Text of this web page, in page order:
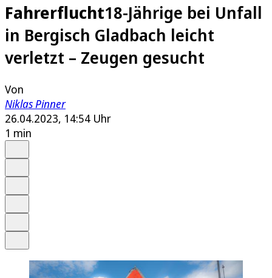
Fahrerflucht18-Jährige bei Unfall
in Bergisch Gladbach leicht
verletzt – Zeugen gesucht
Von
Niklas Pinner
26.04.2023, 14:54 Uhr
1 min